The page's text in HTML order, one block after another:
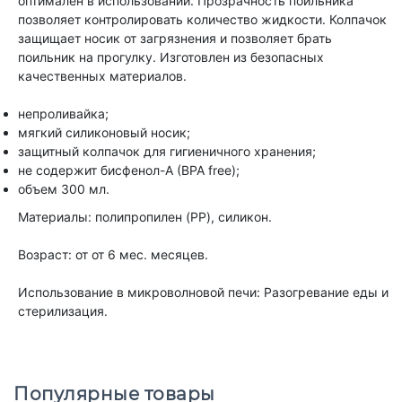
позволяет контролировать количество жидкости. Колпачок
защищает носик от загрязнения и позволяет брать
поильник на прогулку. Изготовлен из безопасных
качественных материалов.
непроливайка;
мягкий силиконовый носик;
защитный колпачок для гигиеничного хранения;
не содержит бисфенол-А (BPA free);
объем 300 мл.
Материалы: полипропилен (PP), силикон.
Возраст: от от 6 мес. месяцев.
Использование в микроволновой печи: Разогревание еды и
стерилизация.
Популярные товары